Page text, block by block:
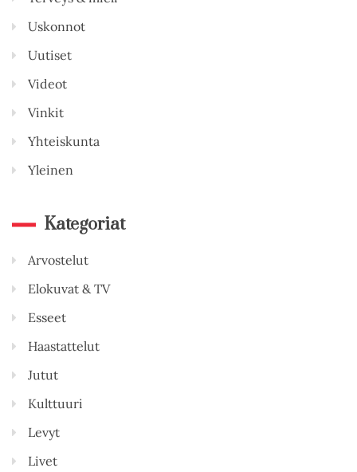
Uskonnot
Uutiset
Videot
Vinkit
Yhteiskunta
Yleinen
Kategoriat
Arvostelut
Elokuvat & TV
Esseet
Haastattelut
Jutut
Kulttuuri
Levyt
Livet